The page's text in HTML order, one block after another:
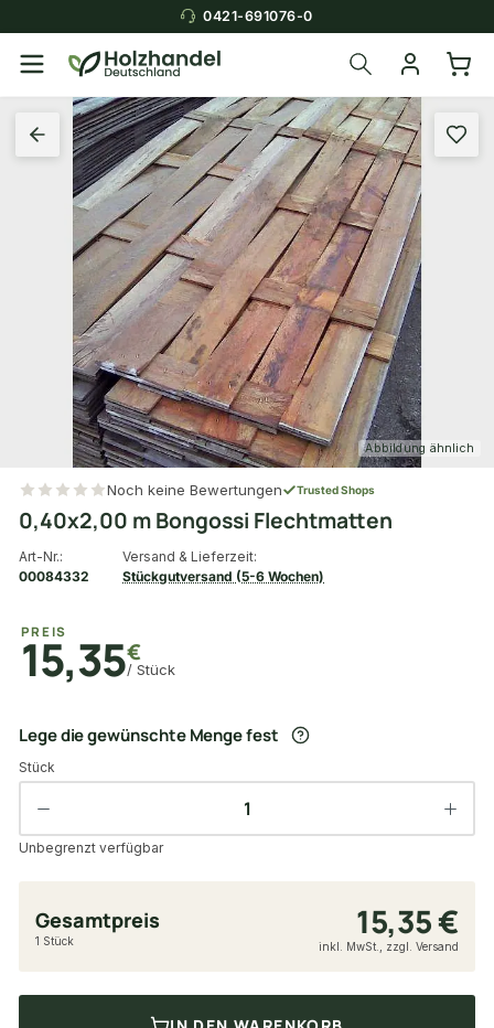
0421-691076-0
Abbildung ähnlich
Noch keine Bewertungen Trusted Shops
0,40x2,00 m Bongossi Flechtmatten
Art-Nr.:
00084332
Versand & Lieferzeit:
Stückgutversand (5-6 Wochen)
PREIS
15,35€
/ Stück
Lege die gewünschte Menge fest
Stück
Unbegrenzt verfügbar
Gesamtpreis 15,35 €
1 Stück inkl. MwSt., zzgl. Versand